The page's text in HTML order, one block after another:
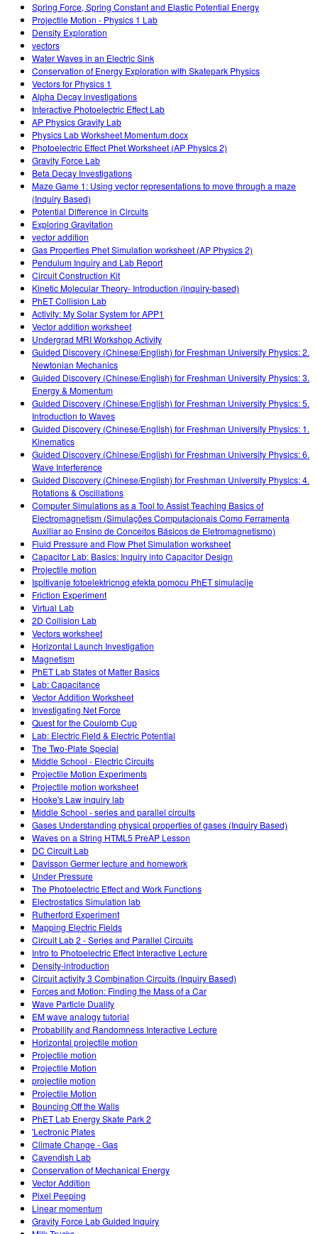
Spring Force, Spring Constant and Elastic Potential Energy
Projectile Motion - Physics 1 Lab
Density Exploration
vectors
Water Waves in an Electric Sink
Conservation of Energy Exploration with Skatepark Physics
Vectors for Physics 1
Alpha Decay investigations
Interactive Photoelectric Effect Lab
AP Physics Gravity Lab
Physics Lab Worksheet Momentum.docx
Photoelectric Effect Phet Worksheet (AP Physics 2)
Gravity Force Lab
Beta Decay Investigations
Maze Game 1: Using vector representations to move through a maze
(Inquiry Based)
Potential Difference in Circuits
Exploring Gravitation
vector addition
Gas Properties Phet Simulation worksheet (AP Physics 2)
Pendulum Inquiry and Lab Report
Circuit Construction Kit
Kinetic Molecular Theory- Introduction (inquiry-based)
PhET Collision Lab
Activity: My Solar System for APP1
Vector addition worksheet
Undergrad MRI Workshop Activity
Guided Discovery (Chinese/English) for Freshman University Physics: 2.
Newtonian Mechanics
Guided Discovery (Chinese/English) for Freshman University Physics: 3.
Energy & Momentum
Guided Discovery (Chinese/English) for Freshman University Physics: 5.
Introduction to Waves
Guided Discovery (Chinese/English) for Freshman University Physics: 1.
Kinematics
Guided Discovery (Chinese/English) for Freshman University Physics: 6.
Wave Interference
Guided Discovery (Chinese/English) for Freshman University Physics: 4.
Rotations & Oscillations
Computer Simulations as a Tool to Assist Teaching Basics of
Electromagnetism (Simulações Computacionais Como Ferramenta
Auxiliar ao Ensino de Conceitos Básicos de Eletromagnetismo)
Fluid Pressure and Flow Phet Simulation worksheet
Capacitor Lab: Basics: Inquiry into Capacitor Design
Projectile motion
Ispitivanje fotoelektricnog efekta pomocu PhET simulacije
Friction Experiment
Virtual Lab
2D Collision Lab
Vectors worksheet
Horizontal Launch Investigation
Magnetism
PhET Lab States of Matter Basics
Lab: Capacitance
Vector Addition Worksheet
Investigating Net Force
Quest for the Coulomb Cup
Lab: Electric Field & Electric Potential
The Two-Plate Special
Middle School - Electric Circuits
Projectile Motion Experiments
Projectile motion worksheet
Hooke's Law inquiry lab
Middle School - series and parallel circuits
Gases Understanding physical properties of gases (Inquiry Based)
Waves on a String HTML5 PreAP Lesson
DC Circuit Lab
Davisson Germer lecture and homework
Under Pressure
The Photoelectric Effect and Work Functions
Electrostatics Simulation lab
Rutherford Experiment
Mapping Electric Fields
Circuit Lab 2 - Series and Parallel Circuits
Intro to Photoelectric Effect Interactive Lecture
Density-introduction
Circuit activity 3 Combination Circuits (Inquiry Based)
Forces and Motion: Finding the Mass of a Car
Wave Particle Duality
EM wave analogy tutorial
Probability and Randomness Interactive Lecture
Horizontal projectile motion
Projectile motion
Projectile Motion
projectile motion
Projectile Motion
Bouncing Off the Walls
PhET Lab Energy Skate Park 2
'Lectronic Plates
Climate Change - Gas
Cavendish Lab
Conservation of Mechanical Energy
Vector Addition
Pixel Peeping
Linear momentum
Gravity Force Lab Guided Inquiry